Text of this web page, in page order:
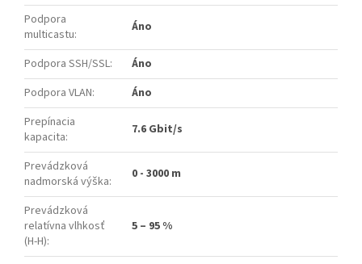
Podpora
multicastu: Áno
Podpora SSH/SSL:
Áno
Podpora VLAN:
Áno
Prepínacia
kapacita: 7.6 Gbit/s
Prevádzková
nadmorská výška: 0 - 3000 m
Prevádzková
relatívna vlhkosť
(H-H):
5 – 95 %